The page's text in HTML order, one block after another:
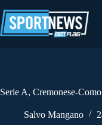
al
contenuto
Serie A, Cremonese-
Salvo Mangano